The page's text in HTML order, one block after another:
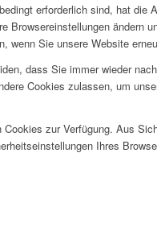
erforderlich sind, hat die
ändern
wenn Sie unsere Website
dass Sie immer wieder
Cookies zulassen, um
zur Verfügung. Aus
Ihres